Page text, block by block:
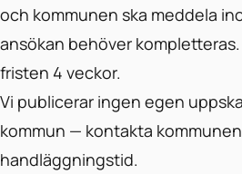
och kommunen ska meddela
ansökan behöver
fristen 4 veckor.
Vi publicerar ingen egen
kommun — kontakta
handläggningstid.